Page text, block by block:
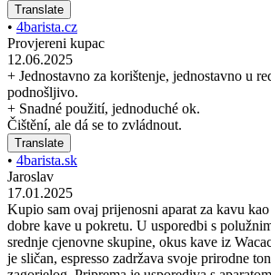
Translate
• 4barista.cz
Provjereni kupac
12.06.2025
+ Jednostavno za korištenje, jednostavno u
podnošljivo.
+ Snadné použití, jednoduché ok.
Čištění, ale dá se to zvládnout.
Translate
• 4barista.sk
Jaroslav
17.01.2025
Kupio sam ovaj prijenosni aparat za kavu
dobre kave u pokretu. U usporedbi s
srednje cjenovne skupine, okus kave iz
je sličan, espresso zadržava svoje prirodne